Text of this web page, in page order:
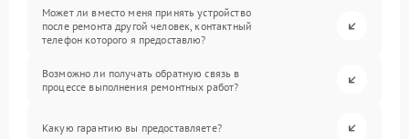
Может ли вместо меня принять устройство
после ремонта другой человек, контактный
телефон которого я предоставлю?
Возможно ли получать обратную связь в
процессе выполнения ремонтных работ?
Какую гарантию вы предоставляете?